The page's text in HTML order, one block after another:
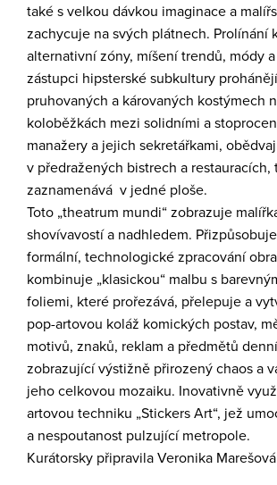
také s velkou dávkou imaginace a
zachycuje na svých plátnech. Prolínání
alternativní zóny, míšení trendů, módy
zástupci hipsterské subkultury
pruhovaných a károvaných kostýmech
koloběžkách mezi solidními a
manažery a jejich sekretářkami,
v předražených bistrech a restauracích,
zaznamenává v jedné ploše.
Toto „theatrum mundi“ zobrazuje
shovívavostí a nadhledem.
formální, technologické zpracování
kombinuje „klasickou“ malbu s
foliemi, které prořezává, přelepuje a
pop-artovou koláž komických postav,
motivů, znaků, reklam a předmětů
zobrazující výstižně přirozený chaos a
jeho celkovou mozaiku. Inovativně
artovou techniku „Stickers Art“, jež
a nespoutanost pulzující metropole.
Kurátorsky připravila Veronika Marešová